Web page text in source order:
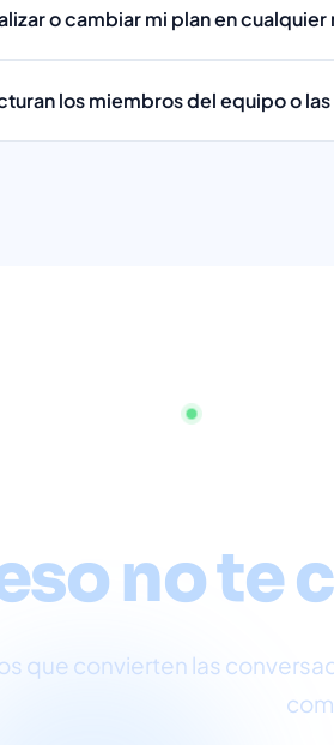
o cambiar mi plan en
los miembros del equipo o
Comienza ahora,
no te
que convierten las